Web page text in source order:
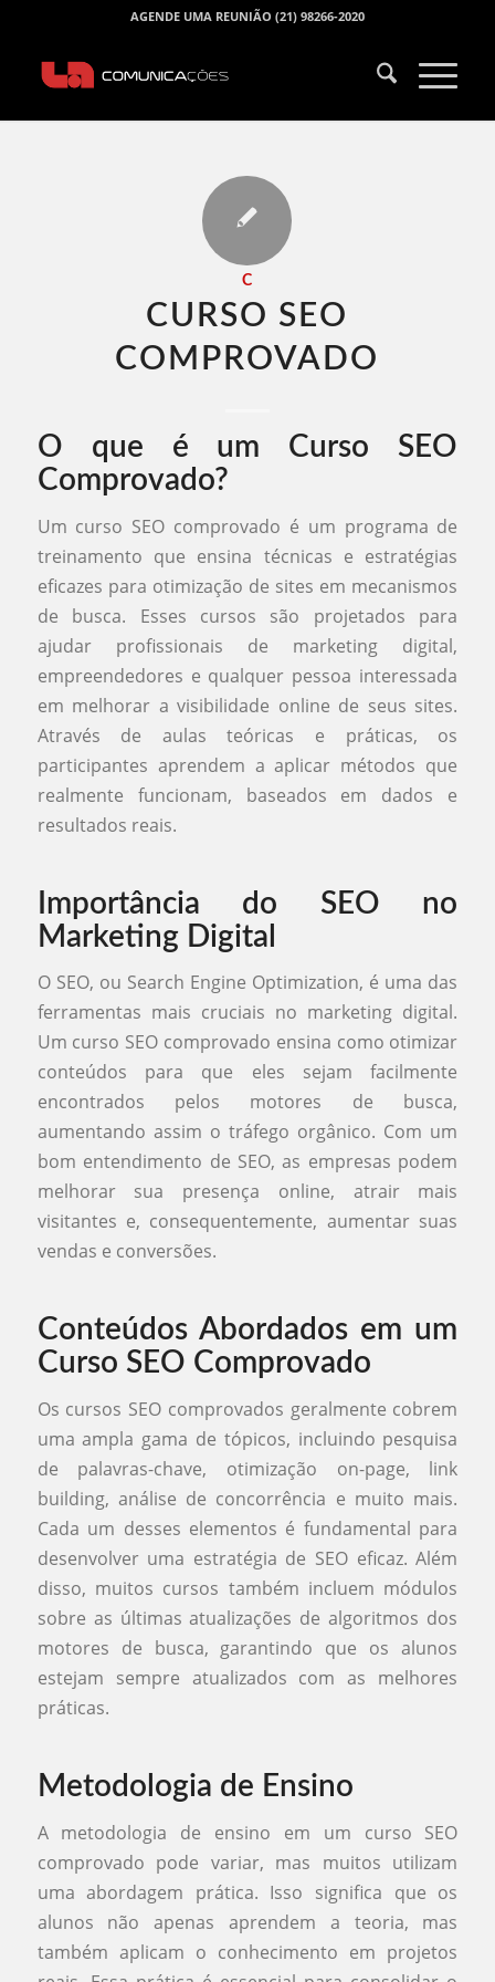
AGENDE UMA REUNIÃO (21) 98266-2020
C
CURSO SEO
COMPROVADO​
O que é um Curso SEO
Comprovado?
Um curso SEO comprovado é um programa de
treinamento que ensina técnicas e estratégias
eficazes para otimização de sites em mecanismos
de busca. Esses cursos são projetados para
ajudar profissionais de marketing digital,
empreendedores e qualquer pessoa interessada
em melhorar a visibilidade online de seus sites.
Através de aulas teóricas e práticas, os
participantes aprendem a aplicar métodos que
realmente funcionam, baseados em dados e
resultados reais.
Importância do SEO no
Marketing Digital
O SEO, ou Search Engine Optimization, é uma das
ferramentas mais cruciais no marketing digital.
Um curso SEO comprovado ensina como otimizar
conteúdos para que eles sejam facilmente
encontrados pelos motores de busca,
aumentando assim o tráfego orgânico. Com um
bom entendimento de SEO, as empresas podem
melhorar sua presença online, atrair mais
visitantes e, consequentemente, aumentar suas
vendas e conversões.
Conteúdos Abordados em um
Curso SEO Comprovado
Os cursos SEO comprovados geralmente cobrem
uma ampla gama de tópicos, incluindo pesquisa
de palavras-chave, otimização on-page, link
building, análise de concorrência e muito mais.
Cada um desses elementos é fundamental para
desenvolver uma estratégia de SEO eficaz. Além
disso, muitos cursos também incluem módulos
sobre as últimas atualizações de algoritmos dos
motores de busca, garantindo que os alunos
estejam sempre atualizados com as melhores
práticas.
Metodologia de Ensino
A metodologia de ensino em um curso SEO
comprovado pode variar, mas muitos utilizam
uma abordagem prática. Isso significa que os
alunos não apenas aprendem a teoria, mas
também aplicam o conhecimento em projetos